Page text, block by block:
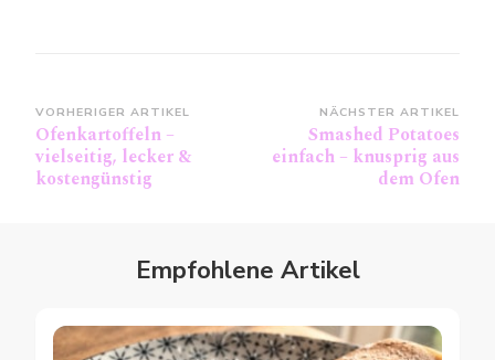
Beitragsnavigation
VORHERIGER ARTIKEL
Ofenkartoffeln –
vielseitig, lecker &
kostengünstig
NÄCHSTER ARTIKEL
Smashed Potatoes
einfach – knusprig aus
dem Ofen
Empfohlene Artikel